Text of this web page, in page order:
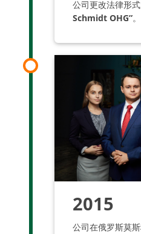
公司更改法律形
Schmidt OHG”。
2015
公司在俄罗斯莫